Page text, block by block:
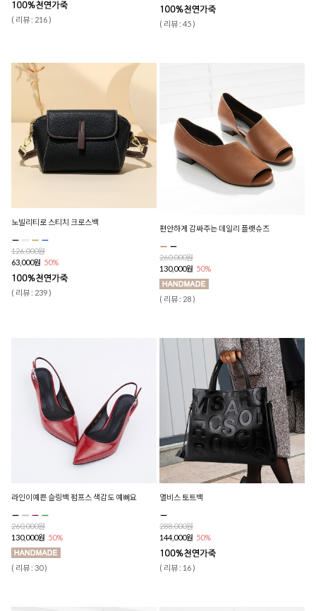
( 리뷰 : 216 ) ( 리뷰 : 45 )
노빌리티로 스티치 크로스백
126,000원
63,000원 50%
( 리뷰 : 239 )
편안하게 감싸주는 데일리 플랫슈즈
260,000원
130,000원 50%
( 리뷰 : 28 )
라인이예쁜 슬링백 펌프스 색감도 예뻐요
260,000원
130,000원 50%
( 리뷰 : 30 )
앨비스 토트백
288,000원
144,000원 50%
( 리뷰 : 16 )